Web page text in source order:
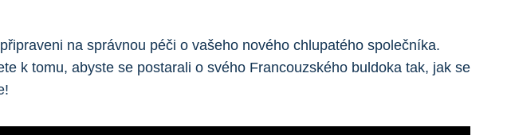
na správnou ⁣péči o vašeho ‍nového chlupatého ⁣společníka.
k tomu, abyste se postarali o svého Francouzského buldoka tak, jak se